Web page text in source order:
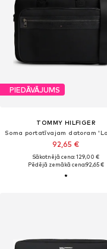
PIEDĀVĀJUMS
TOMMY HILFIGER
92,65 €
Sākotnējā cena: 129,00 €
Pēdējā zemākā cena:92,65 €